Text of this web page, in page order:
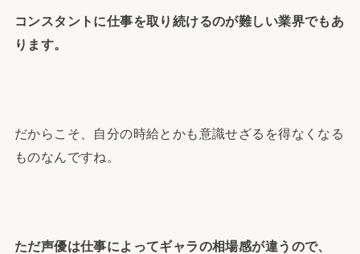
コンスタントに仕事を取り続けるのが難しい業界でもあ
ります。
だからこそ、自分の時給とかも意識せざるを得なくなる
ものなんですね。
ただ声優は仕事によってギャラの相場感が違うので、